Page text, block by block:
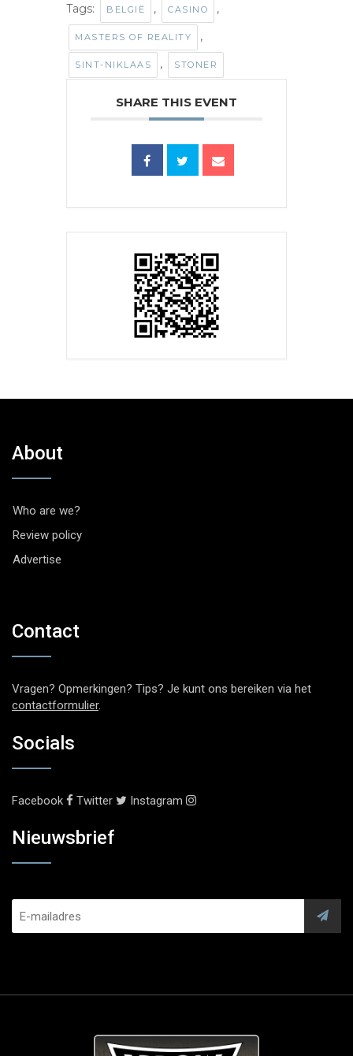
Tags: BELGIË , CASINO ,
MASTERS OF REALITY ,
SINT-NIKLAAS , STONER
SHARE THIS EVENT
About
Who are we?
Review policy
Advertise
Contact
Vragen? Opmerkingen? Tips? Je kunt ons bereiken via het
contactformulier.
Socials
Facebook Twitter Instagram
Nieuwsbrief